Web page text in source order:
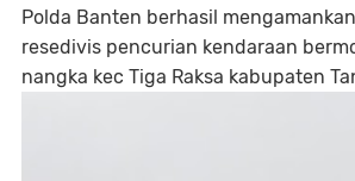
Polda Banten berhasil
resedivis pencurian kendaraan
nangka kec Tiga Raksa kabupaten